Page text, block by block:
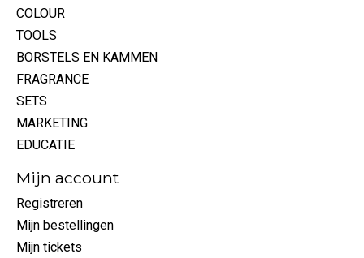
COLOUR
TOOLS
BORSTELS EN KAMMEN
FRAGRANCE
SETS
MARKETING
EDUCATIE
Mijn account
Registreren
Mijn bestellingen
Mijn tickets